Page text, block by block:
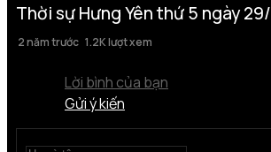
Thời sự Hưng Yên thứ 5 ngày
2 năm trước 1.2K lượt xem
Lời bình của bạn
Gửi ý kiến